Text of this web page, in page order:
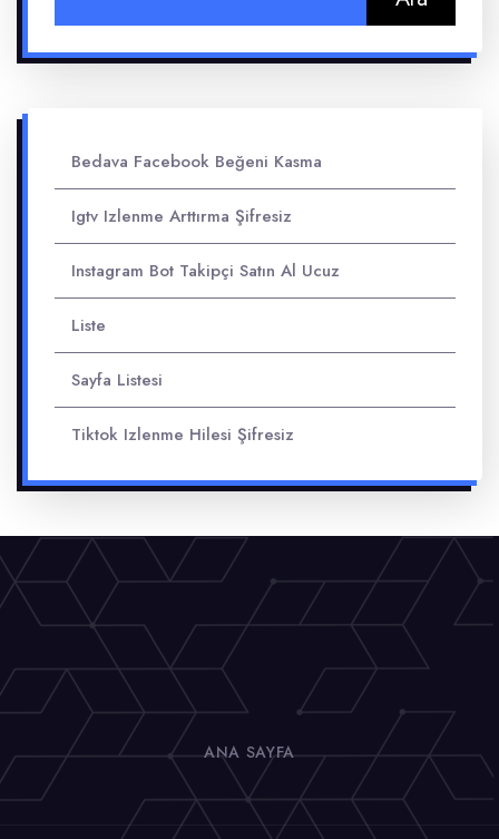
Bedava Facebook Beğeni Kasma
Igtv Izlenme Arttırma Şifresiz
Instagram Bot Takipçi Satın Al Ucuz
Liste
Sayfa Listesi
Tiktok Izlenme Hilesi Şifresiz
ANA SAYFA